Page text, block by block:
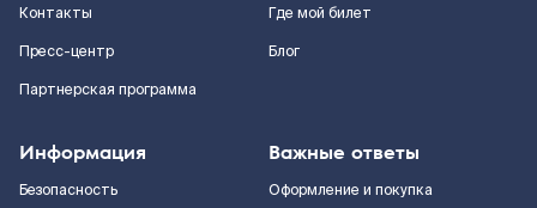
Контакты
Пресс-центр
Партнерская программа
Где мой билет
Блог
Информация
Безопасность
Важные ответы
Оформление и покупка